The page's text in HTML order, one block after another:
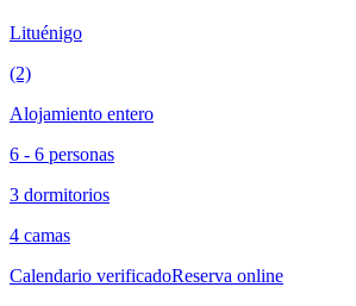
Lituénigo
(2)
Alojamiento entero
6 - 6 personas
3 dormitorios
4 camas
Calendario verificadoReserva online